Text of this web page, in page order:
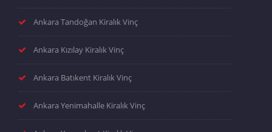
Ankara Tandoğan Kiralık Vinç
Ankara Kızılay Kiralık Vinç
Ankara Batıkent Kiralık Vinç
Ankara Yenimahalle Kiralık Vinç